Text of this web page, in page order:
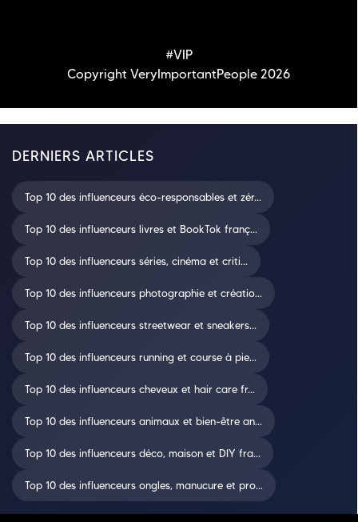
#VIP
Copyright VeryImportantPeople 2026
DERNIERS ARTICLES
Top 10 des influenceurs éco-responsables et zér...
Top 10 des influenceurs livres et BookTok franç...
Top 10 des influenceurs séries, cinéma et criti...
Top 10 des influenceurs photographie et créatio...
Top 10 des influenceurs streetwear et sneakers...
Top 10 des influenceurs running et course à pie...
Top 10 des influenceurs cheveux et hair care fr...
Top 10 des influenceurs animaux et bien-être an...
Top 10 des influenceurs déco, maison et DIY fra...
Top 10 des influenceurs ongles, manucure et pro...